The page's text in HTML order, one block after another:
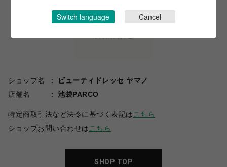
ショップ名
ビューティドレッセ ヤマノ
店舗名
池袋PARCO
特定商取引法など法令に基づく表記は こちら
ショップお問い合わせは こちら
SHOP TOP
Switch language Cancel